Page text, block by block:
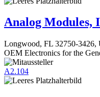
Analog Modules,
Longwood, FL 32750-3426,
OEM Electronics for the
A2.104